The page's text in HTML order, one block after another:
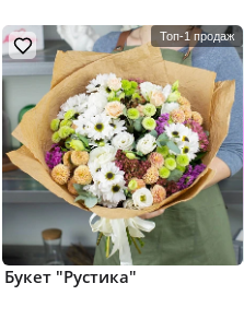
Топ-1 продаж
Букет "Рустика"